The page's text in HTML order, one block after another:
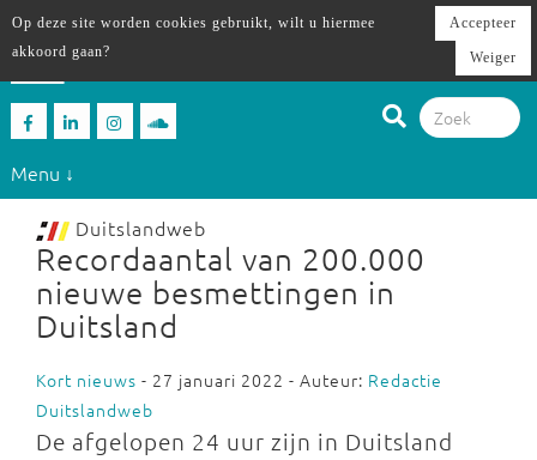
Menu ↓
Duitslandweb
Recordaantal van 200.000
nieuwe besmettingen in
Duitsland
Kort nieuws - 27 januari 2022 - Auteur: Redactie
Duitslandweb
De afgelopen 24 uur zijn in Duitsland
Op deze site worden cookies gebruikt, wilt u hiermee
akkoord gaan?
Accepteer
Weiger